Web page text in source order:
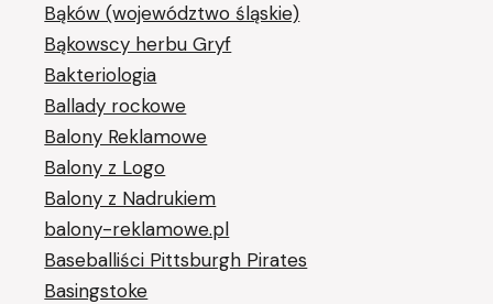
Bąków (województwo śląskie)
Bąkowscy herbu Gryf
Bakteriologia
Ballady rockowe
Balony Reklamowe
Balony z Logo
Balony z Nadrukiem
balony-reklamowe.pl
Baseballiści Pittsburgh Pirates
Basingstoke